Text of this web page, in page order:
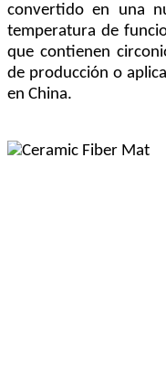
convertido en una
temperatura de
que contienen
de producción o
en China.